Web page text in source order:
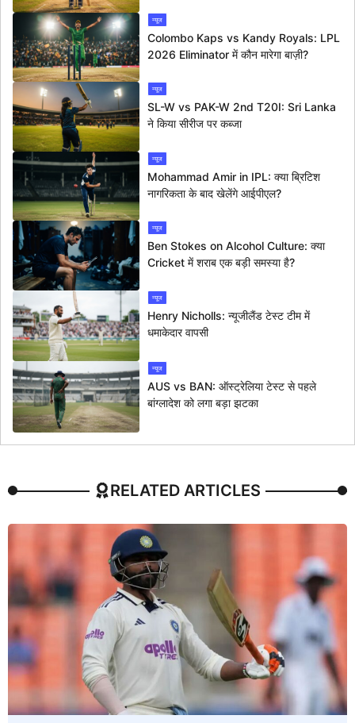
न्यूज
Colombo Kaps vs Kandy Royals: LPL
2026 Eliminator में कौन मारेगा बाज़ी?
न्यूज
SL-W vs PAK-W 2nd T20I: Sri Lanka
ने किया सीरीज पर कब्जा
न्यूज
Mohammad Amir in IPL: क्या ब्रिटिश
नागरिकता के बाद खेलेंगे आईपीएल?
न्यूज
Ben Stokes on Alcohol Culture: क्या
Cricket में शराब एक बड़ी समस्या है?
न्यूज
Henry Nicholls: न्यूजीलैंड टेस्ट टीम में
धमाकेदार वापसी
न्यूज
AUS vs BAN: ऑस्ट्रेलिया टेस्ट से पहले
बांग्लादेश को लगा बड़ा झटका
RELATED ARTICLES